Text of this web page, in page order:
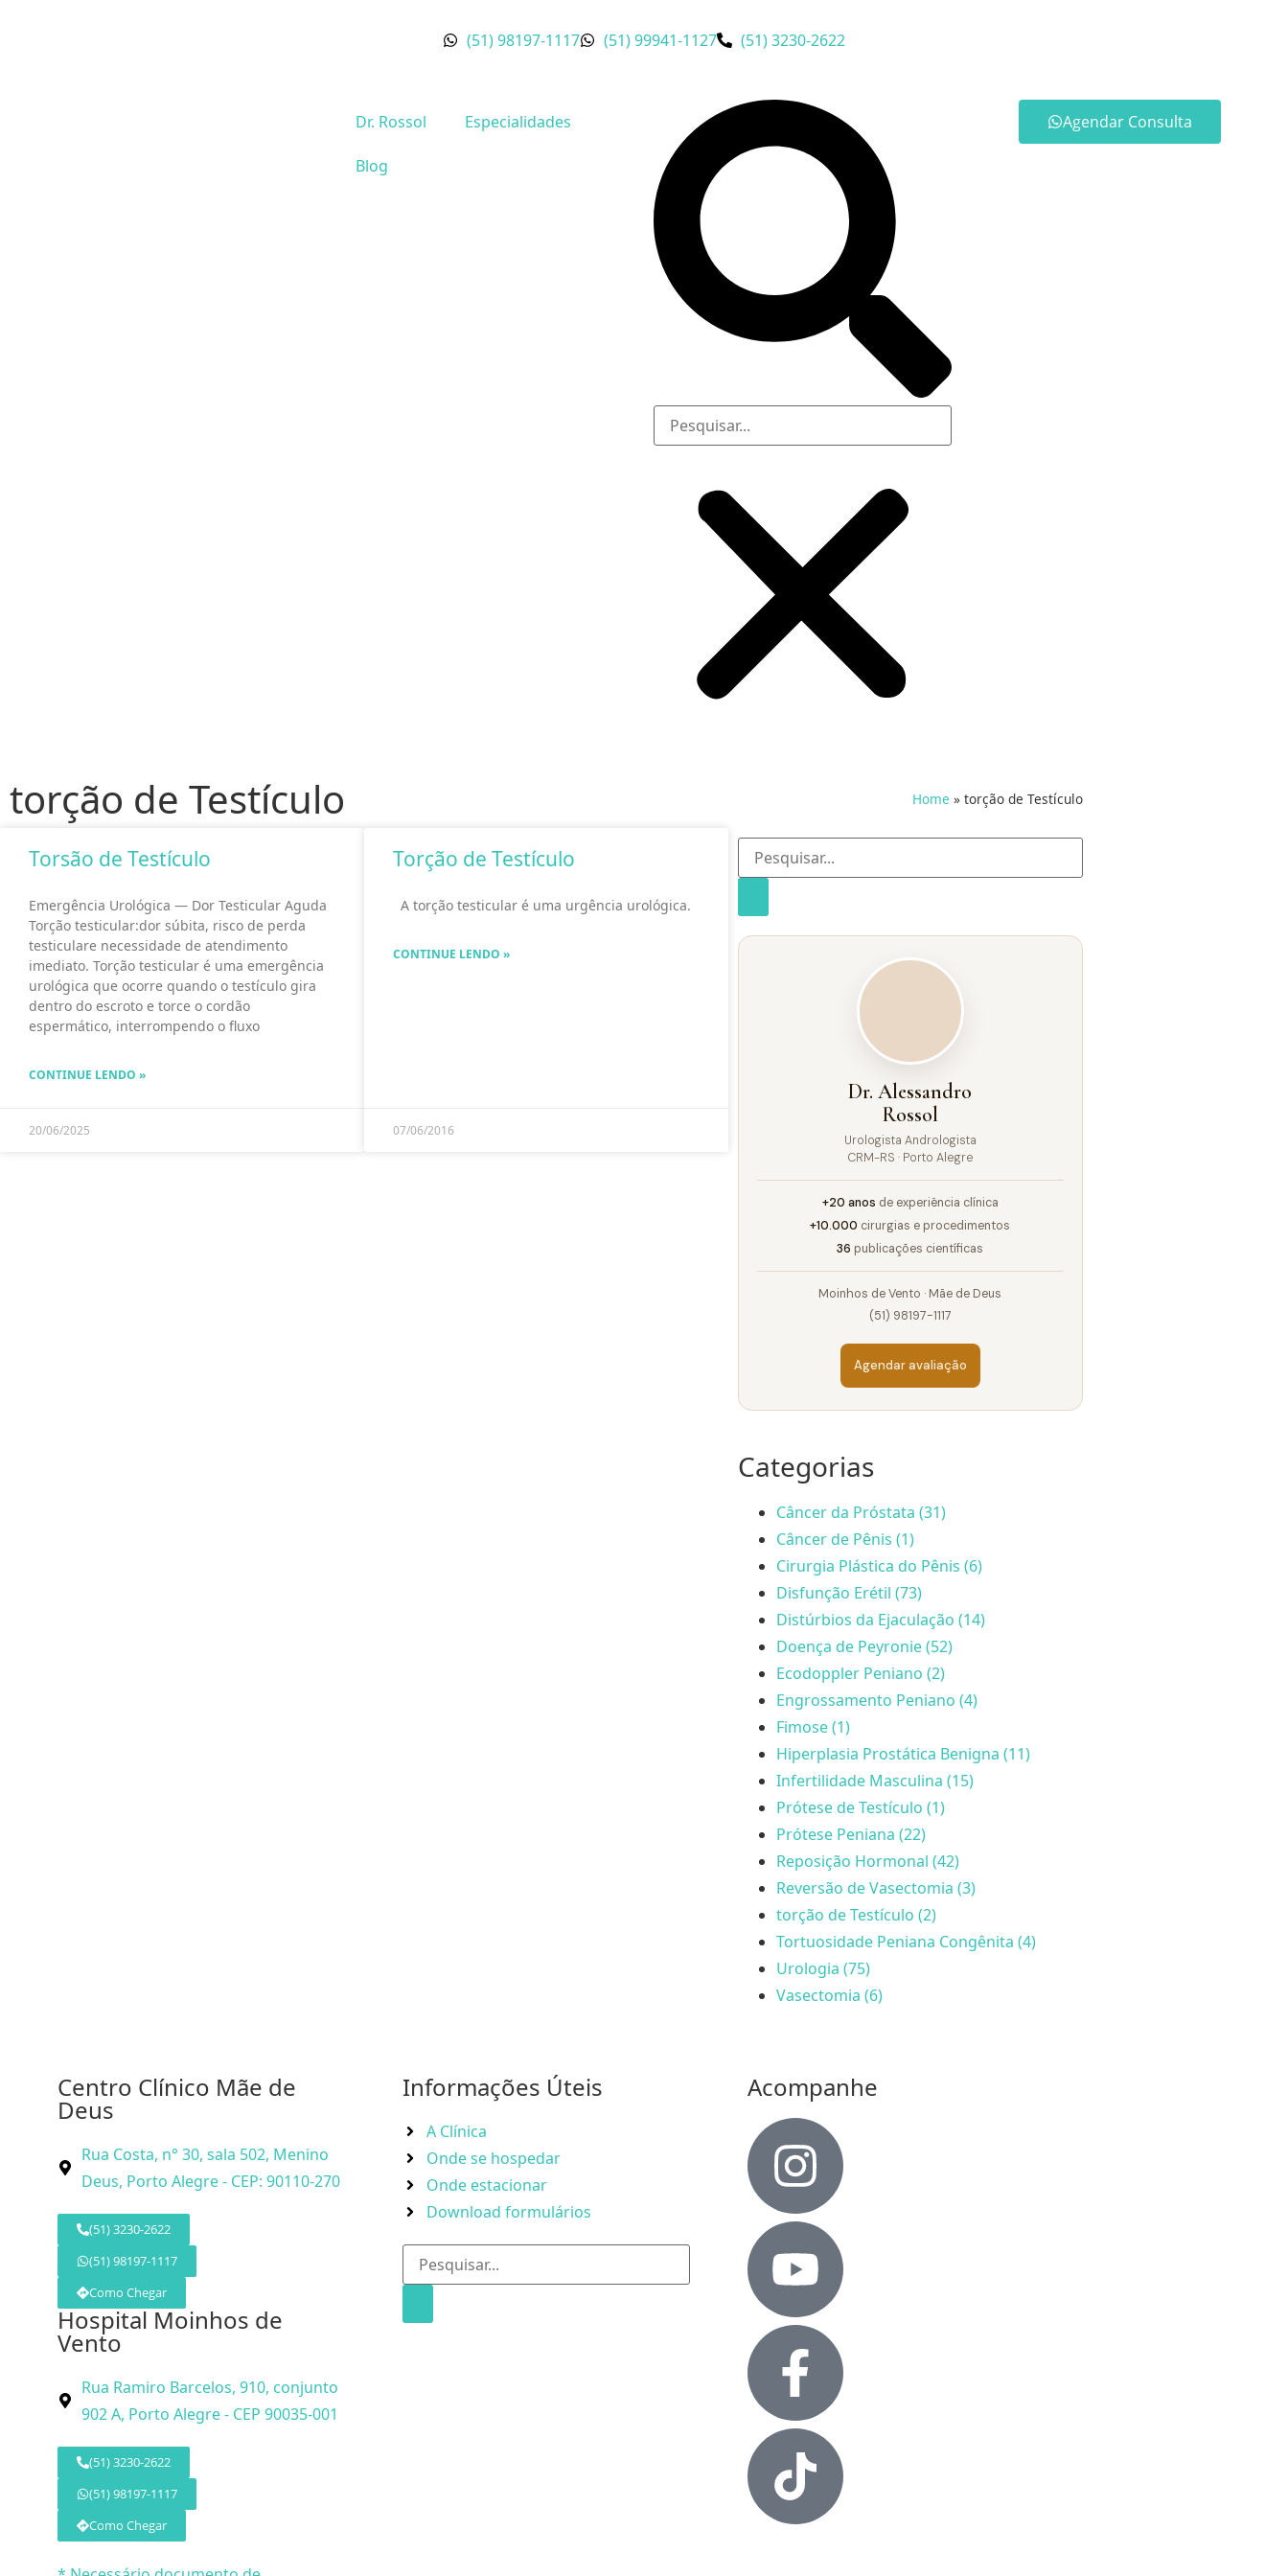
(51) 98197-1117 (51) 99941-1127 (51) 3230-2622
Dr. Rossol Especialidades
Blog
Agendar Consulta
torção de Testículo Home » torção de Testículo
Torsão de Testículo
Emergência Urológica — Dor Testicular Aguda
Torção testicular:dor súbita, risco de perda
testiculare necessidade de atendimento
imediato. Torção testicular é uma emergência
urológica que ocorre quando o testículo gira
dentro do escroto e torce o cordão
espermático, interrompendo o fluxo
CONTINUE LENDO »
20/06/2025
Torção de Testículo
A torção testicular é uma urgência urológica.
CONTINUE LENDO »
07/06/2016
Dr. Alessandro
Rossol
Urologista Andrologista
CRM-RS · Porto Alegre
+20 anos de experiência clínica
+10.000 cirurgias e procedimentos
36 publicações científicas
Moinhos de Vento · Mãe de Deus
(51) 98197-1117
Agendar avaliação
Categorias
Câncer da Próstata (31)
Câncer de Pênis (1)
Cirurgia Plástica do Pênis (6)
Disfunção Erétil (73)
Distúrbios da Ejaculação (14)
Doença de Peyronie (52)
Ecodoppler Peniano (2)
Engrossamento Peniano (4)
Fimose (1)
Hiperplasia Prostática Benigna (11)
Infertilidade Masculina (15)
Prótese de Testículo (1)
Prótese Peniana (22)
Reposição Hormonal (42)
Reversão de Vasectomia (3)
torção de Testículo (2)
Tortuosidade Peniana Congênita (4)
Urologia (75)
Vasectomia (6)
Centro Clínico Mãe de
Deus
Rua Costa, n° 30, sala 502, Menino
Deus, Porto Alegre - CEP: 90110-270
(51) 3230-2622
(51) 98197-1117
Como Chegar
Hospital Moinhos de
Vento
Rua Ramiro Barcelos, 910, conjunto
902 A, Porto Alegre - CEP 90035-001
(51) 3230-2622
(51) 98197-1117
Como Chegar
Informações Úteis
A Clínica
Onde se hospedar
Onde estacionar
Download formulários
Acompanhe